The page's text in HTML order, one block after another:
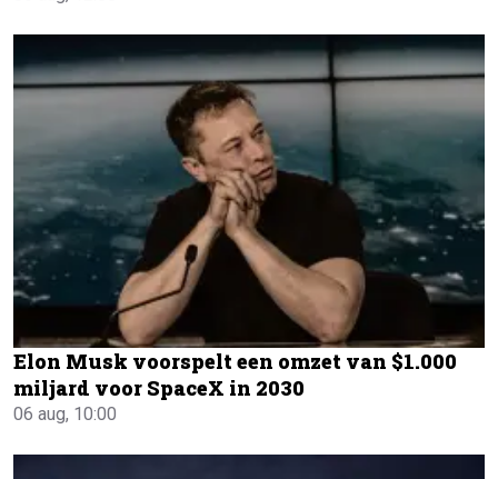
Elon Musk voorspelt een omzet van $1.000
miljard voor SpaceX in 2030
06 aug, 10:00